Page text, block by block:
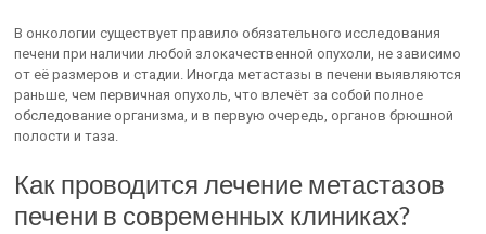
В онкологии существует правило обязательного исследования
печени при наличии любой злокачественной опухоли, не зависимо
от её размеров и стадии. Иногда метастазы в печени выявляются
раньше, чем первичная опухоль, что влечёт за собой полное
обследование организма, и в первую очередь, органов брюшной
полости и таза.
Как проводится лечение метастазов
печени в современных клиниках?